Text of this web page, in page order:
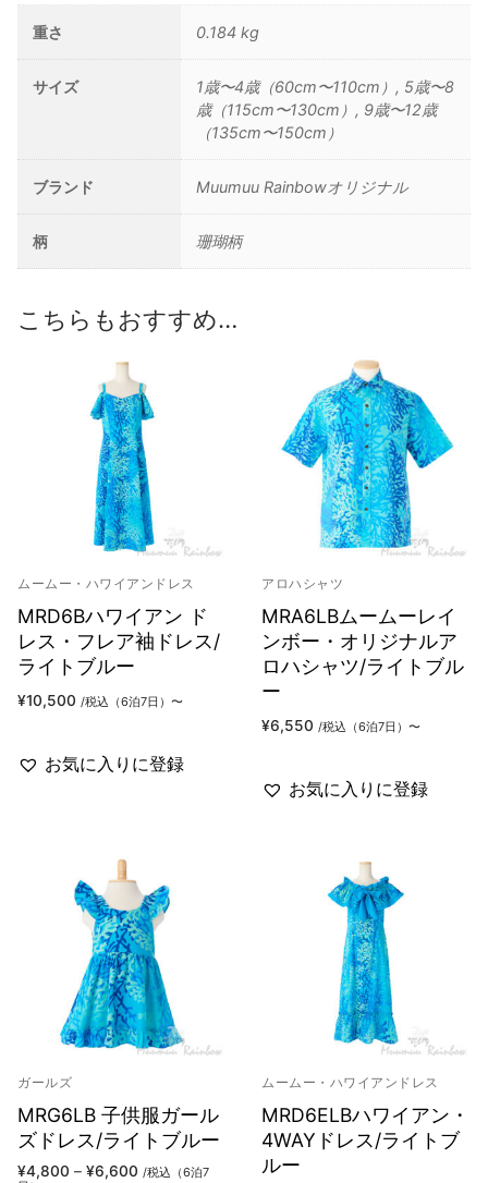
重さ 0.184 kg
サイズ
1歳〜4歳（60cm〜110cm）, 5歳〜8
歳（115cm〜130cm）, 9歳〜12歳
（135cm〜150cm）
ブランド Muumuu Rainbowオリジナル
柄 珊瑚柄
こちらもおすすめ…
ムームー・ハワイアンドレス
MRD6Bハワイアン ド
レス・フレア袖ドレス/
ライトブルー
¥10,500 /税込（6泊7日）〜
お気に入りに登録
アロハシャツ
MRA6LBムームーレイ
ンボー・オリジナルア
ロハシャツ/ライトブル
ー
¥6,550 /税込（6泊7日）〜
お気に入りに登録
ガールズ
MRG6LB 子供服ガール
ズドレス/ライトブルー
¥4,800 – ¥6,600 価
/税込（6泊7
ムームー・ハワイアンドレス
MRD6ELBハワイアン・
4WAYドレス/ライトブ
ルー